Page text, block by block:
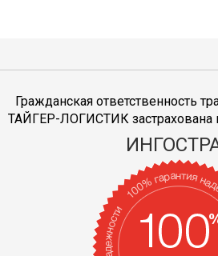
Гражданская ответственность
ТАЙГЕР-ЛОГИСТИК застрахована